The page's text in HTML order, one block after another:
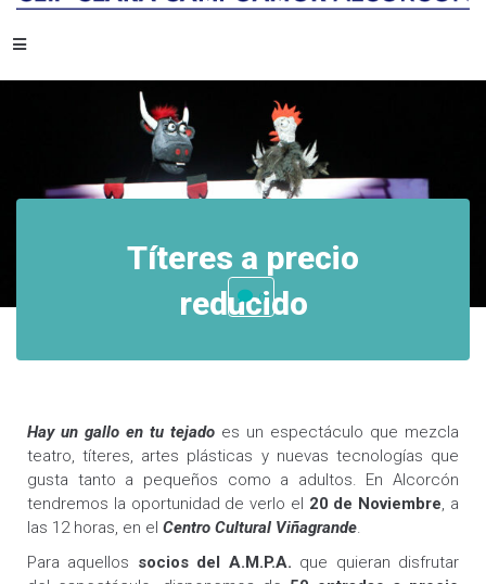
Títeres a precio
reducido
0
Hay un gallo en tu tejado es un espectáculo que mezcla
teatro, títeres, artes plásticas y nuevas tecnologías que
gusta tanto a pequeños como a adultos. En Alcorcón
tendremos la oportunidad de verlo el 20 de Noviembre, a
las 12 horas, en el Centro Cultural Viñagrande.
Para aquellos socios del A.M.P.A. que quieran disfrutar